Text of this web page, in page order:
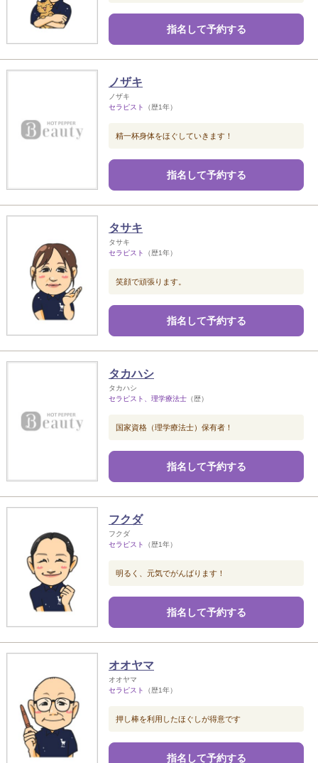
指名して予約する
ノザキ
ノザキ
セラピスト
（歴1年）
精一杯身体をほぐしていきます！
指名して予約する
タサキ
タサキ
セラピスト
（歴1年）
笑顔で頑張ります。
指名して予約する
タカハシ
タカハシ
セラピスト、理学療法士 （歴）
国家資格（理学療法士）保有者！
指名して予約する
フクダ
フクダ
セラピスト
（歴1年）
明るく、元気でがんばります！
指名して予約する
オオヤマ
オオヤマ
セラピスト
（歴1年）
押し棒を利用したほぐしが得意です
指名して予約する